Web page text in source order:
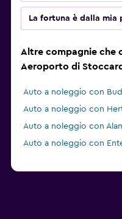
La fortuna è dalla mia
Altre compagnie che
Aeroporto di
Auto a noleggio con
Auto a noleggio con
Auto a noleggio con
Auto a noleggio con